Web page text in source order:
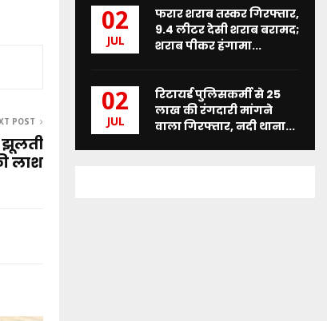
POST
झूलती
लाश
02
JUL
फरार शराब तस्कर गिरफ्तार,
9.4 लीटर देसी शराब बरामद;
शराब पीकर हंगामा...
02
JUL
रिटायर्ड पुलिसकर्मी से 25
लाख की रंगदारी मांगने
वाला गिरफ्तार, नदी थाना...